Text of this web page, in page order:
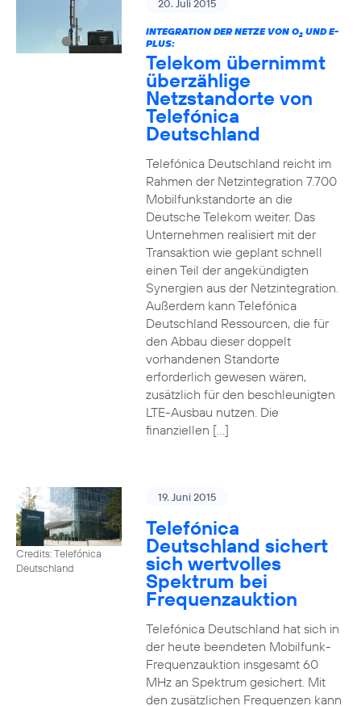
20. Juli 2015
INTEGRATION DER NETZE VON O2UND E-
PLUS:
Telekom übernimmt
überzählige
Netzstandorte von
Telefónica
Deutschland
Telefónica Deutschland reicht im
Rahmen der Netzintegration 7.700
Mobilfunkstandorte an die
Deutsche Telekom weiter. Das
Unternehmen realisiert mit der
Transaktion wie geplant schnell
einen Teil der angekündigten
Synergien aus der Netzintegration.
Außerdem kann Telefónica
Deutschland Ressourcen, die für
den Abbau dieser doppelt
vorhandenen Standorte
erforderlich gewesen wären,
zusätzlich für den beschleunigten
LTE-Ausbau nutzen. Die
finanziellen […]
Credits: Telefónica
Deutschland
19. Juni 2015
Telefónica
Deutschland sichert
sich wertvolles
Spektrum bei
Frequenzauktion
Telefónica Deutschland hat sich in
der heute beendeten Mobilfunk-
Frequenzauktion insgesamt 60
MHz an Spektrum gesichert. Mit
den zusätzlichen Frequenzen kann